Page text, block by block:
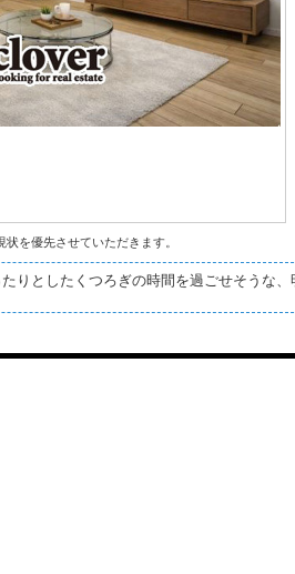
を優先させていただきます。
たりとしたくつろぎの時間を過ごせそう